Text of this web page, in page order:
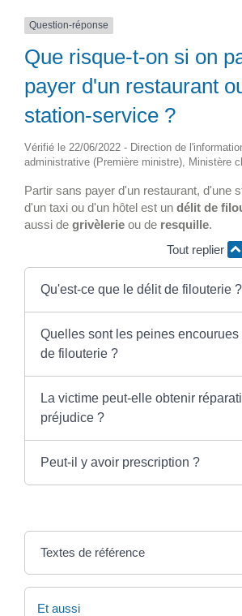
Question-réponse
Que risque-t-on si on
payer d'un restaurant
station-service ?
Vérifié le 22/06/2022 - Direction de
administrative (Première ministre), Ministère
Partir sans payer d'un restaurant, d'une
d'un taxi ou d'un hôtel est un délit de
aussi de grivèlerie ou de resquille.
Tout replier
Qu'est-ce que le délit de filouterie ?
Quelles sont les peines encourues
de filouterie ?
La victime peut-elle obtenir
préjudice ?
Peut-il y avoir prescription ?
Textes de référence
Et aussi